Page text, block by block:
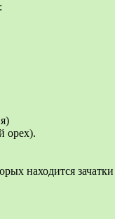
орех).
находится зачатки